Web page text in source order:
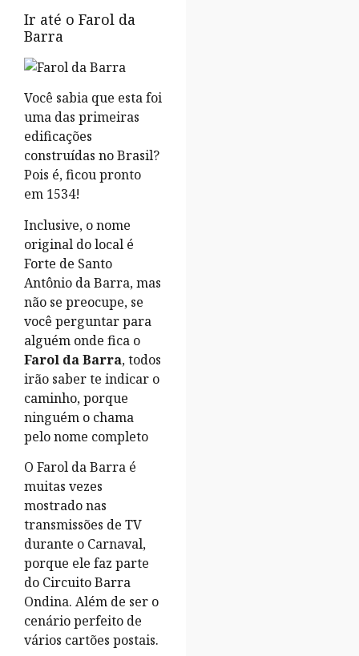
Ir até o Farol da
Barra
Você sabia que esta foi
uma das primeiras
edificações
construídas no Brasil?
Pois é, ficou pronto
em 1534!
Inclusive, o nome
original do local é
Forte de Santo
Antônio da Barra, mas
não se preocupe, se
você perguntar para
alguém onde fica o
Farol da Barra, todos
irão saber te indicar o
caminho, porque
ninguém o chama
pelo nome completo
O Farol da Barra é
muitas vezes
mostrado nas
transmissões de TV
durante o Carnaval,
porque ele faz parte
do Circuito Barra
Ondina. Além de ser o
cenário perfeito de
vários cartões postais.